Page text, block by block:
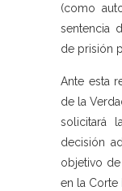
(como
sentencia
de prisión
Ante esta
de la
solicitará
decisión
objetivo
en la Corte